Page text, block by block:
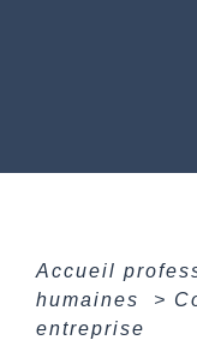
Accueil
humaines
>
entreprise